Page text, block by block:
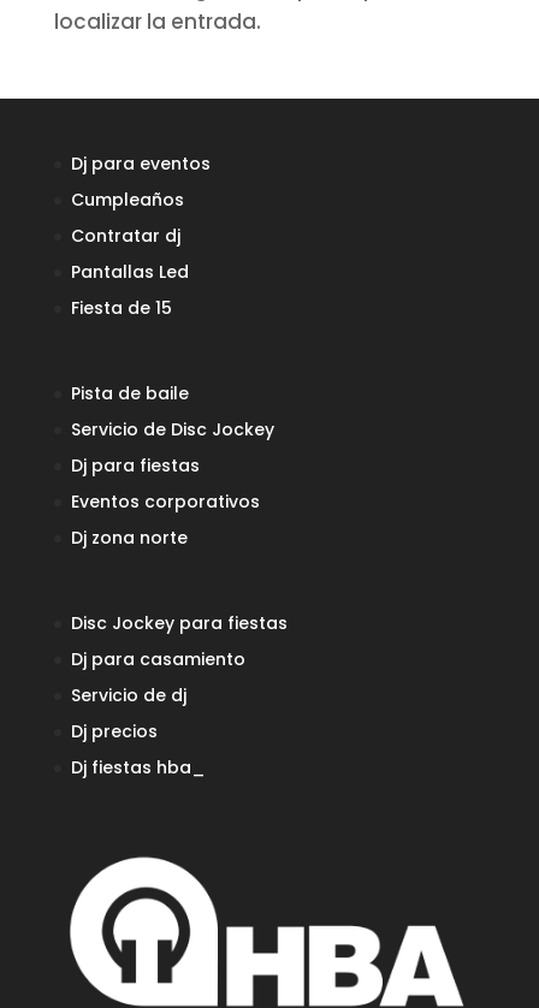
localizar la entrada.
Dj para eventos
Cumpleaños
Contratar dj
Pantallas Led
Fiesta de 15
Pista de baile
Servicio de Disc Jockey
Dj para fiestas
Eventos corporativos
Dj zona norte
Disc Jockey para fiestas
Dj para casamiento
Servicio de dj
Dj precios
Dj fiestas hba_